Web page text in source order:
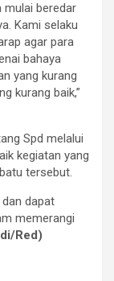
mulai beredar
Kami selaku
agar para
bahaya
yang kurang
kurang baik,”
Spd melalui
kegiatan yang
tersebut.
dapat
memerangi
Red)